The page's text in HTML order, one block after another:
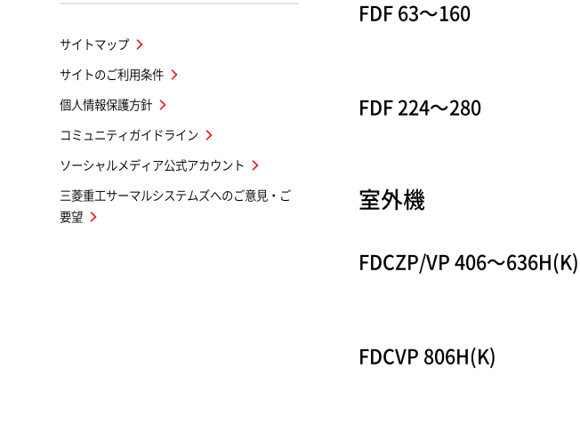
FDF 63〜160
FDF 224〜280
室外機
FDCZP/VP 406〜636H(K)
FDCVP 806H(K)
サイトマップ
サイトのご利用条件
個人情報保護方針
コミュニティガイドライン
ソーシャルメディア公式アカウント
三菱重工サーマルシステムズへのご意見・ご
要望